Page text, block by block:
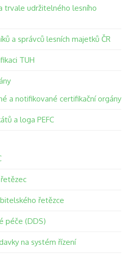
trvale udržitelného lesního
a správců lesních majetků ČR
TUH
a notifikované certifikační orgány
a loga PEFC
řetězce
péče (DDS)
na systém řízení